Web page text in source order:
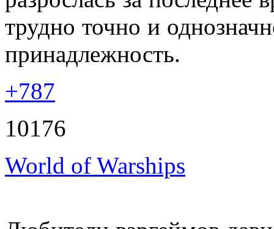
трудно точно и
принадлежность.
+787
10176
World of Warships